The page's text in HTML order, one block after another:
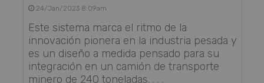
24/Jan/2023 8:09am
Este sistema marca el ritmo de la
innovación pionera en la industria pesada y
es un diseño a medida pensado para su
integración en un camión de transporte
minero de 240 toneladas. . . .